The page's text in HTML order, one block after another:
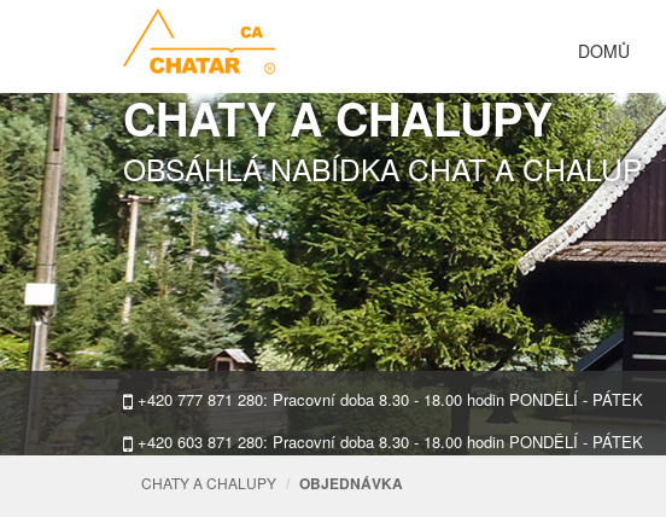
DOMŮ
CHATY A CHALUPY
OBSÁHLÁ NABÍDKA CHAT A CHALUP
+420 777 871 280: Pracovní doba 8.30 - 18.00 hodin PONDĚLÍ - PÁTEK
+420 603 871 280: Pracovní doba 8.30 - 18.00 hodin PONDĚLÍ - PÁTEK
CHATY A CHALUPY OBJEDNÁVKA